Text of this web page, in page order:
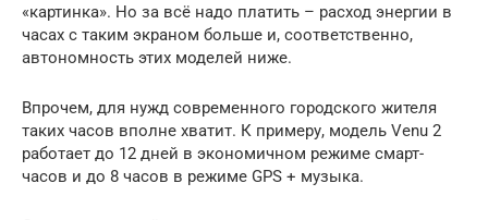
«картинка». Но за всё надо платить – расход энергии в
часах с таким экраном больше и, соответственно,
автономность этих моделей ниже.
Впрочем, для нужд современного городского жителя
таких часов вполне хватит. К примеру, модель Venu 2
работает до 12 дней в экономичном режиме смарт-
часов и до 8 часов в режиме GPS + музыка.